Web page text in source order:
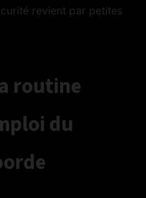
revient par petites
routine
du